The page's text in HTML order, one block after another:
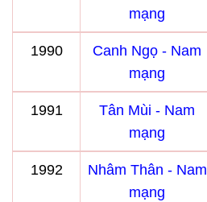
mạng
1990
Canh Ngọ - Nam
mạng
1991
Tân Mùi - Nam
mạng
1992
Nhâm Thân - Nam
mạng